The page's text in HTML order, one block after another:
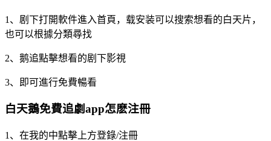
1、剧下打開軟件進入首頁，载安装可以搜索想看的白天片，
也可以根據分類尋找
2、鹅追點擊想看的剧下影視
3、即可進行免費暢看
白天鵝免費追劇app怎麽注冊
1、在我的中點擊上方登錄/注冊